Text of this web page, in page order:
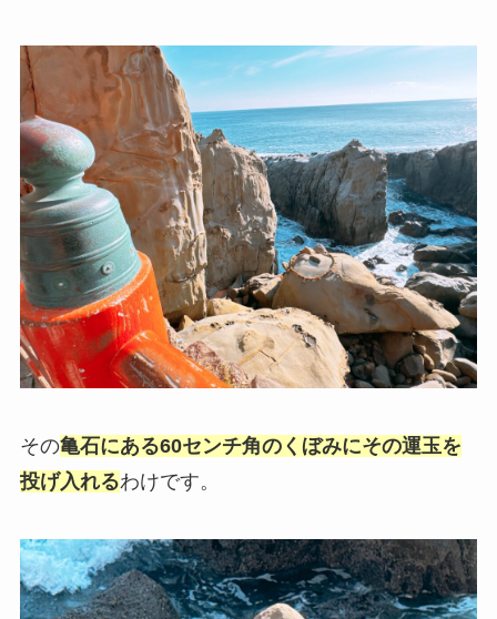
その亀石にある60センチ角のくぼみにその運玉を
投げ入れるわけです。